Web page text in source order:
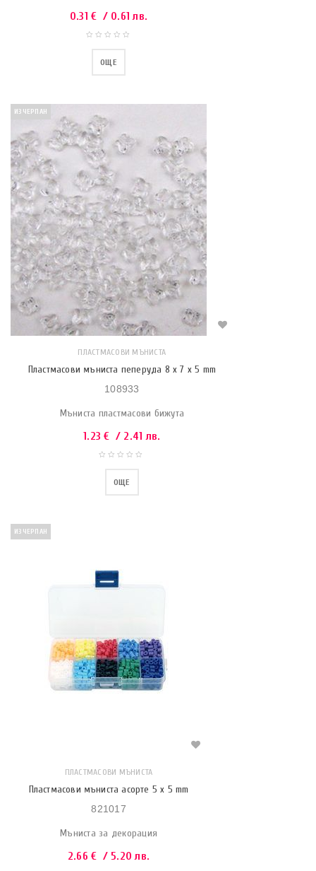
0.31€ / 0.61 лв.
ОЩЕ
ИЗЧЕРПАН
ПЛАСТМАСОВИ МЪНИСТА
Пластмасови мъниста пеперуда 8 x 7 x 5 mm
108933
Мъниста пластмасови бижута
1.23€ / 2.41 лв.
ОЩЕ
ИЗЧЕРПАН
ПЛАСТМАСОВИ МЪНИСТА
Пластмасови мъниста асорте 5 x 5 mm
821017
Мъниста за декорация
2.66€ / 5.20 лв.